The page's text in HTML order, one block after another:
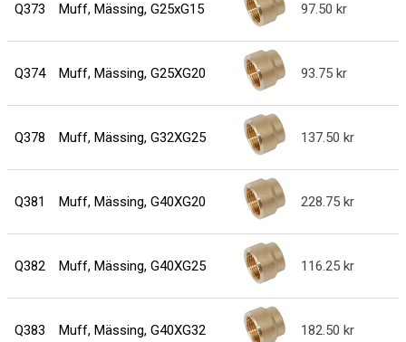
Q373 Muff, Mässing, G25xG15 97.50
Q374 Muff, Mässing, G25XG20 93.75
Q378 Muff, Mässing, G32XG25 137.50
Q381 Muff, Mässing, G40XG20 228.75
Q382 Muff, Mässing, G40XG25 116.25
Q383 Muff, Mässing, G40XG32 182.50